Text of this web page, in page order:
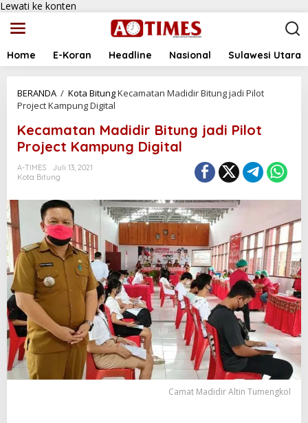
Lewati ke konten
Home E-Koran Headline Nasional Sulawesi Utara
BERANDA / Kota BitungKecamatan Madidir Bitung jadi Pilot
Project Kampung Digital
Kecamatan Madidir Bitung jadi Pilot
Project Kampung Digital
A-TIMES
Juli 13, 2021
Kota Bitung
Camat Madidir Altin Tumengkol